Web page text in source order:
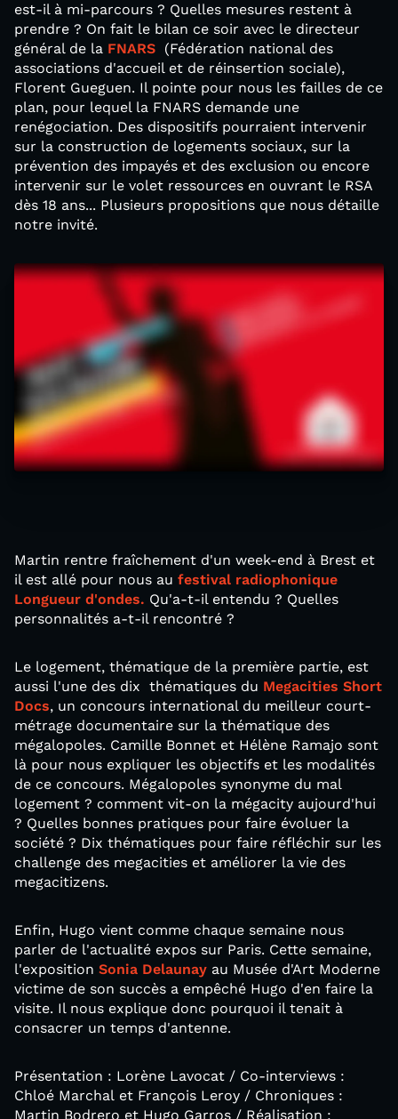
est-il à mi-parcours ? Quelles mesures restent à
prendre ? On fait le bilan ce soir avec le directeur
général de la FNARS (Fédération national des
associations d'accueil et de réinsertion sociale),
Florent Gueguen. Il pointe pour nous les failles de ce
plan, pour lequel la FNARS demande une
renégociation. Des dispositifs pourraient intervenir
sur la construction de logements sociaux, sur la
prévention des impayés et des exclusion ou encore
intervenir sur le volet ressources en ouvrant le RSA
dès 18 ans... Plusieurs propositions que nous détaille
notre invité.
Martin rentre fraîchement d'un week-end à Brest et
il est allé pour nous au festival radiophonique
Longueur d'ondes. Qu'a-t-il entendu ? Quelles
personnalités a-t-il rencontré ?
Le logement, thématique de la première partie, est
aussi l'une des dix thématiques du Megacities Short
Docs, un concours international du meilleur court-
métrage documentaire sur la thématique des
mégalopoles. Camille Bonnet et Hélène Ramajo sont
là pour nous expliquer les objectifs et les modalités
de ce concours. Mégalopoles synonyme du mal
logement ? comment vit-on la mégacity aujourd'hui
? Quelles bonnes pratiques pour faire évoluer la
société ? Dix thématiques pour faire réfléchir sur les
challenge des megacities et améliorer la vie des
megacitizens.
Enfin, Hugo vient comme chaque semaine nous
parler de l'actualité expos sur Paris. Cette semaine,
l'exposition Sonia Delaunay au Musée d'Art Moderne
victime de son succès a empêché Hugo d'en faire la
visite. Il nous explique donc pourquoi il tenait à
consacrer un temps d'antenne.
Présentation : Lorène Lavocat / Co-interviews :
Chloé Marchal et François Leroy / Chroniques :
Martin Bodrero et Hugo Garros / Réalisation :